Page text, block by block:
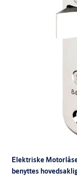
Elektriske
benyttes